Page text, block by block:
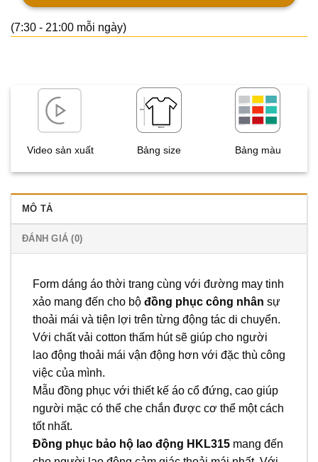
(7:30 - 21:00 mỗi ngày)
Video sản xuất Bảng size Bảng màu
MÔ TẢ
ĐÁNH GIÁ (0)
Form dáng áo thời trang cùng với đường may tinh
xảo mang đến cho bộ đồng phục công nhân sự
thoải mái và tiện lợi trên từng động tác di chuyển.
Với chất vải cotton thấm hút sẽ giúp cho người
lao động thoải mái vận động hơn với đặc thù công
việc của mình.
Mẫu đồng phục với thiết kế áo cổ đứng, cao giúp
người mặc có thể che chắn được cơ thể một cách
tốt nhất.
Đồng phục bảo hộ lao động HKL315 mang đến